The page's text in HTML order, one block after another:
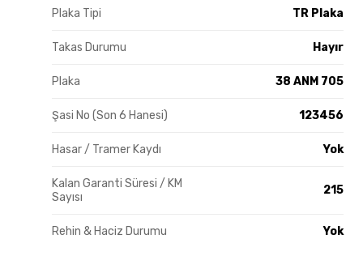
Plaka Tipi TR Plaka
Takas Durumu Hayır
Plaka 38 ANM 705
Şasi No (Son 6 Hanesi) 123456
Hasar / Tramer Kaydı Yok
Kalan Garanti Süresi / KM
Sayısı
215
Rehin & Haciz Durumu Yok